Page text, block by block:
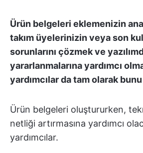
Ürün belgeleri eklemenizin
takım üyelerinizin veya son
sorunlarını çözmek ve
yararlanmalarına yardımcı
yardımcılar da tam olarak
Ürün belgeleri oluştururken,
netliği artırmasına yardımcı
yardımcılar.